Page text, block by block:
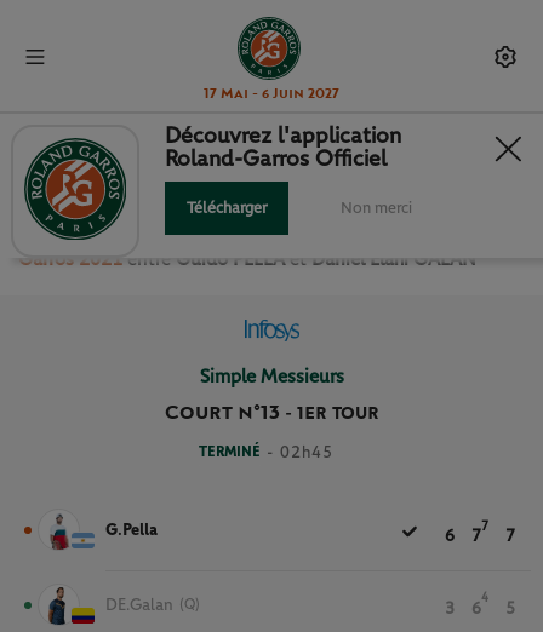
17 Mai - 6 Juin 2027
1ER TOUR SIMPLE MESSIEURS
Revivez le match du 1er Tour Simple Messieurs Roland
Garros 2021 entre Guido PELLA et Daniel Elahi GALAN
Simple Messieurs
Court n°13 - 1ER TOUR
TERMINÉ - 02h45
G.Pella 6 7
7
7
DE.Galan (Q) 3 6
4
5
Découvrez l'application
Roland-Garros Officiel
Télécharger Non merci